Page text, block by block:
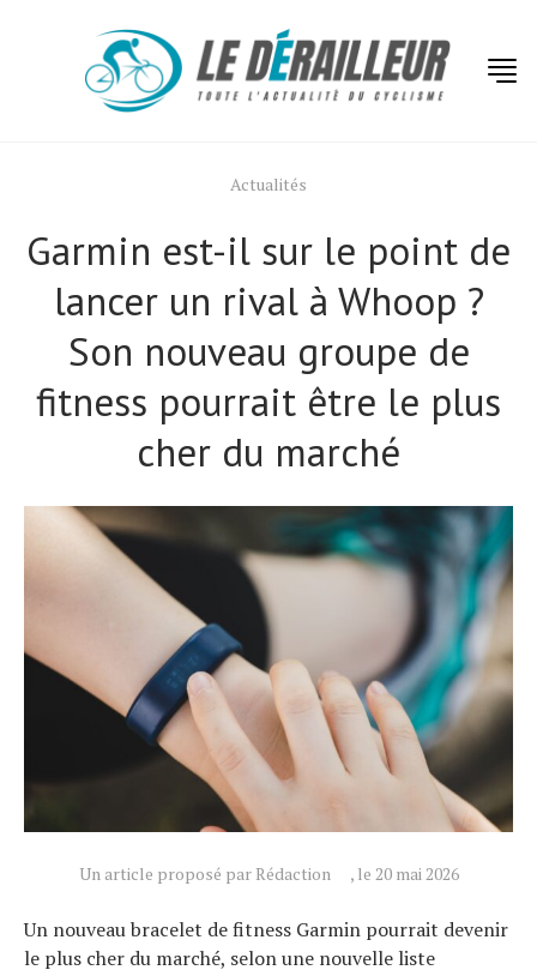
Actualités
Garmin est-il sur le point de
lancer un rival à Whoop ?
Son nouveau groupe de
fitness pourrait être le plus
cher du marché
Un article proposé par Rédaction , le 20 mai 2026
Un nouveau bracelet de fitness Garmin pourrait devenir
le plus cher du marché, selon une nouvelle liste
Tests de produits
Tous nos articles
À propos